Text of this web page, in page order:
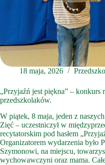
18 maja, 2026
„Przyjaźń jest piękna” – konkurs
przedszkolaków.
W piątek, 8 maja, jeden z
Zięć – uczestniczył w
recytatorskim pod hasłem
Organizatorem wydarzenia było
Szymonowi, na miejscu,
wychowawczyni oraz mama.